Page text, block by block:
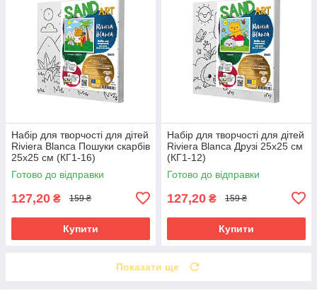
Набір для творчості для дітей
Riviera Blanca Пошуки скарбів
25x25 см (КГ1-16)
Готово до відправки
127,20 ₴ 159 ₴
Купити
Набір для творчості для дітей
Riviera Blanca Друзі 25x25 см
(КГ1-12)
Готово до відправки
127,20 ₴ 159 ₴
Купити
Показати ще